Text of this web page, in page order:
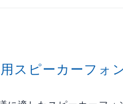
スピーカーフォ